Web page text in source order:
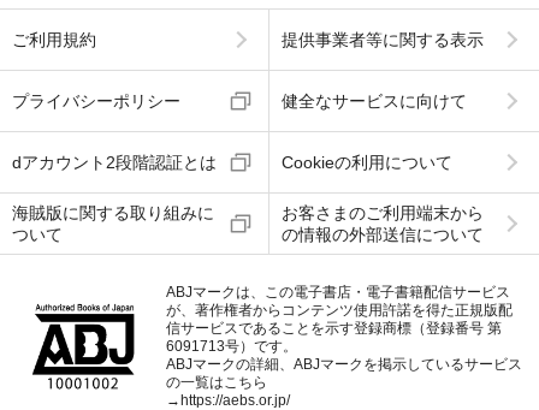
ご利用規約 提供事業者等に関する表示
プライバシーポリシー 健全なサービスに向けて
dアカウント2段階認証とは Cookieの利用について
海賊版に関する取り組みに
ついて
お客さまのご利用端末から
の情報の外部送信について
ABJマークは、この電子書店・電子書籍配信サービス
が、著作権者からコンテンツ使用許諾を得た正規版配
信サービスであることを示す登録商標（登録番号 第
6091713号）です。
ABJマークの詳細、ABJマークを掲示しているサービス
の一覧はこちら
→ https://aebs.or.jp/